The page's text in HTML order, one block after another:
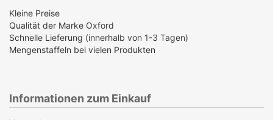
Kleine Preise
Qualität der Marke Oxford
Schnelle Lieferung (innerhalb von 1-3 Tagen)
Mengenstaffeln bei vielen Produkten
Informationen zum Einkauf